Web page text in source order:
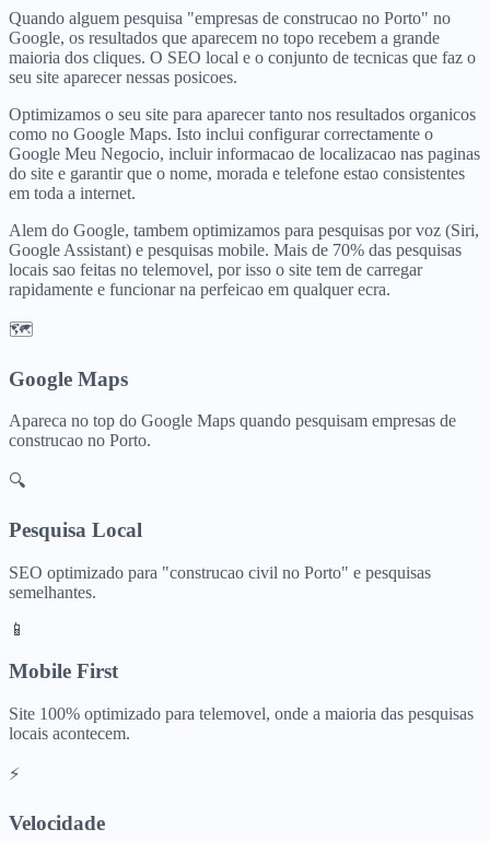
Quando alguem pesquisa "empresas de construcao no Porto" no
Google, os resultados que aparecem no topo recebem a grande
maioria dos cliques. O SEO local e o conjunto de tecnicas que faz o
seu site aparecer nessas posicoes.
Optimizamos o seu site para aparecer tanto nos resultados organicos
como no Google Maps. Isto inclui configurar correctamente o
Google Meu Negocio, incluir informacao de localizacao nas paginas
do site e garantir que o nome, morada e telefone estao consistentes
em toda a internet.
Alem do Google, tambem optimizamos para pesquisas por voz (Siri,
Google Assistant) e pesquisas mobile. Mais de 70% das pesquisas
locais sao feitas no telemovel, por isso o site tem de carregar
rapidamente e funcionar na perfeicao em qualquer ecra.
🗺️
Google Maps
Apareca no top do Google Maps quando pesquisam empresas de
construcao no Porto.
🔍
Pesquisa Local
SEO optimizado para "construcao civil no Porto" e pesquisas
semelhantes.
📱
Mobile First
Site 100% optimizado para telemovel, onde a maioria das pesquisas
locais acontecem.
⚡
Velocidade